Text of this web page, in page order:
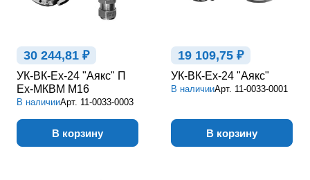
30 244,81 ₽
УК-ВК-Ex-24 "Аякс" П
Ex-МКВМ М16
В наличииАрт. 11-0033-0003
В корзину
19 109,75 ₽
УК-ВК-Ex-24 "Аякс"
В наличииАрт. 11-0033-0001
В корзину